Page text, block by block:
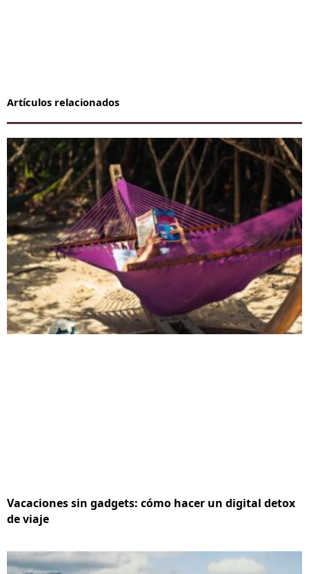
Artículos relacionados
Vacaciones sin gadgets: cómo hacer un digital detox
de viaje